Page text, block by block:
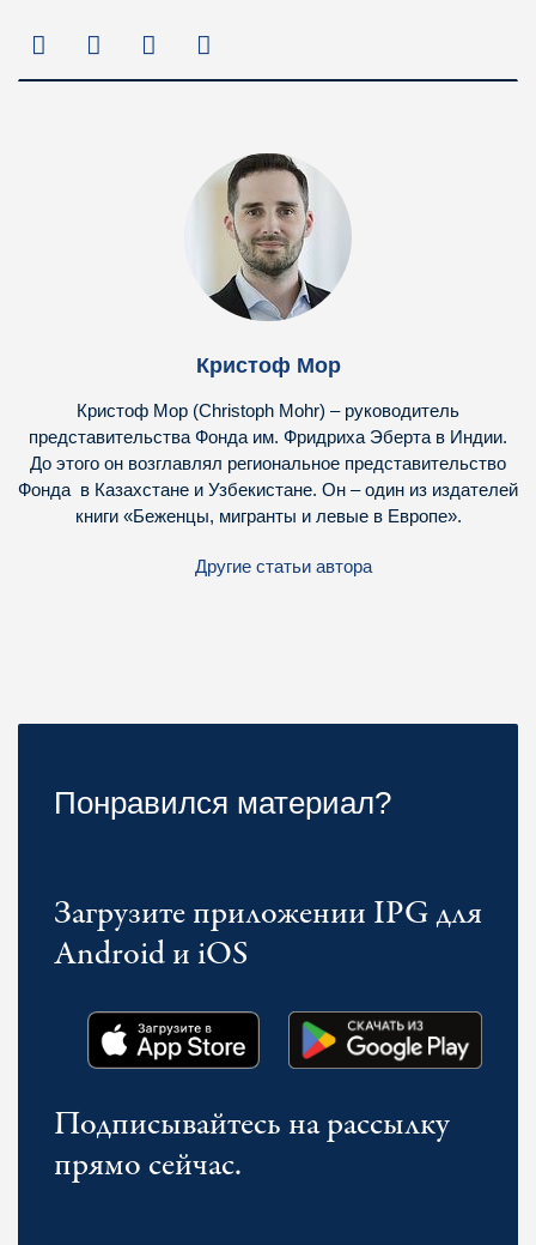
Кристоф Мор
Кристоф Мор (Christoph Mohr) – руководитель
представительства Фонда им. Фридриха Эберта в Индии.
До этого он возглавлял региональное представительство
Фонда в Казахстане и Узбекистане. Он – один из издателей
книги «Беженцы, мигранты и левые в Европе».
Другие статьи автора
Понравился материал?
Загрузите приложении IPG для
Android и iOS
Подписывайтесь на рассылку
прямо сейчас.